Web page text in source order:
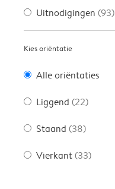
Uitnodigingen (93)
Kies oriëntatie
Alle oriëntaties
Liggend (22)
Staand (38)
Vierkant (33)